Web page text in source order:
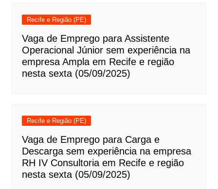
Recife e Região (PE)
Vaga de Emprego para Assistente
Operacional Júnior sem experiência na
empresa Ampla em Recife e região
nesta sexta (05/09/2025)
Recife e Região (PE)
Vaga de Emprego para Carga e
Descarga sem experiência na empresa
RH IV Consultoria em Recife e região
nesta sexta (05/09/2025)